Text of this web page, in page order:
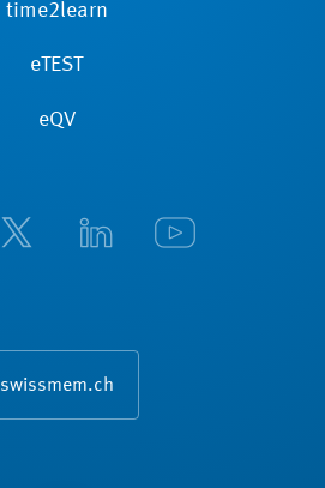
time2learn
eTEST
eQV
swissmem.ch